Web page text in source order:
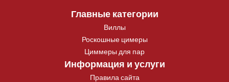
Главные категории
Виллы
Роскошные цимеры
Циммеры для пар
Информация и услуги
Правила сайта